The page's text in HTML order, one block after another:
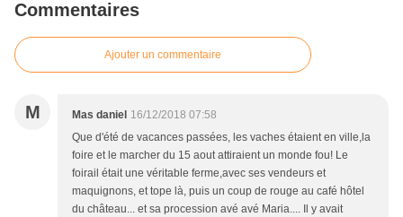
Commentaires
Ajouter un commentaire
M Mas daniel 16/12/2018 07:58
Que d'été de vacances passées, les vaches étaient en ville,la
foire et le marcher du 15 aout attiraient un monde fou! Le
foirail était une véritable ferme,avec ses vendeurs et
maquignons, et tope là, puis un coup de rouge au café hôtel
du château... et sa procession avé avé Maria.... Il y avait